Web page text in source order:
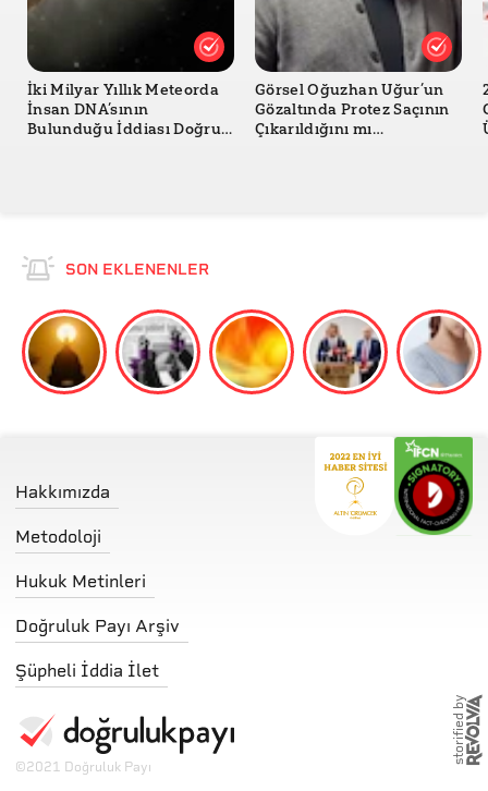
İki Milyar Yıllık Meteorda
İnsan DNA’sının
Bulunduğu İddiası Doğru
Görsel Oğuzhan Uğur’un
Gözaltında Protez Saçının
Çıkarıldığını mı
SON EKLENENLER
Hakkımızda
Metodoloji
Hukuk Metinleri
Doğruluk Payı Arşiv
Şüpheli İddia İlet
©2021 Doğruluk Payı
storified by